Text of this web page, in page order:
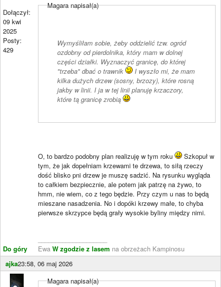
Dołączył:
09 kwi
2025
Posty:
429
Do góry
Magara napisał(a)
Wymyśliłam sobie, żeby oddzielić tzw. ogród
ozdobny od pierdolnika, który mam w dolnej
części działki. Wyznaczyć granicę, do której
"trzeba" dbać o trawnik
I wyszło mi, że mam
kilka dużych drzew (sosny, brzozy), które rosną
jakby w linii. I ja w tej linii planuję krzaczory,
które tą granicę zrobią
O, to bardzo podobny plan realizuję w tym roku
Szkopuł w
tym, że jak dopełniam krzewami te drzewa, to siłą rzeczy
dość blisko pni drzew je muszę sadzić. Na rysunku wygląda
to całkiem bezpiecznie, ale potem jak patrzę na żywo, to
hmm, nie wiem, co z tego będzie. Przy czym u nas to będą
mieszane nasadzenia. No i dopóki krzewy małe, to chyba
pierwsze skrzypce będą grały wysokie byliny między nimi.
Ewa W zgodzie z lasem na obrzeżach Kampinosu
ajka23:58, 06 maj 2026
Magara napisał(a)